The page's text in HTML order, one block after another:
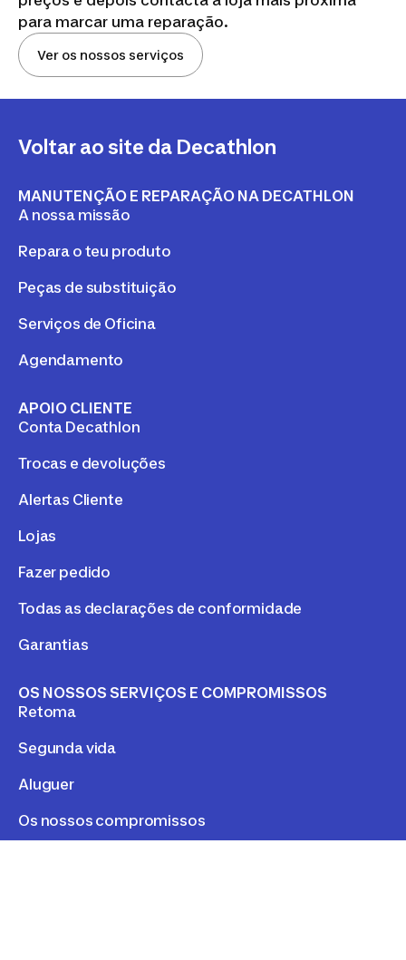
para marcar uma reparação.
Ver os nossos serviços
Voltar ao site da Decathlon
MANUTENÇÃO E REPARAÇÃO NA DECATHLON
A nossa missão
Repara o teu produto
Peças de substituição
Serviços de Oficina
Agendamento
APOIO CLIENTE
Conta Decathlon
Trocas e devoluções
Alertas Cliente
Lojas
Fazer pedido
Todas as declarações de conformidade
Garantias
OS NOSSOS SERVIÇOS E COMPROMISSOS
Retoma
Segunda vida
Aluguer
Os nossos compromissos